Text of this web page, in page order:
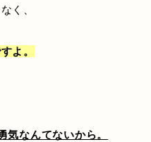
く、
よ。
気なんてないから。